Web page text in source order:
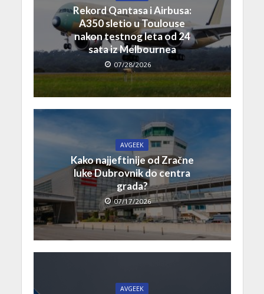
Rekord Qantasa i Airbusa:
A350 sletio u Toulouse
nakon testnog leta od 24
sata iz Melbournea
07/28/2026
AVGEEK
Kako najjeftinije od Zračne
luke Dubrovnik do centra
grada?
07/17/2026
AVGEEK